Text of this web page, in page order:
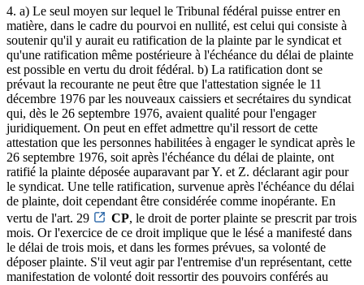
4. a) Le seul moyen sur lequel le Tribunal fédéral puisse entrer en
matière, dans le cadre du pourvoi en nullité, est celui qui consiste à
soutenir qu'il y aurait eu ratification de la plainte par le syndicat et
qu'une ratification même postérieure à l'échéance du délai de plainte
est possible en vertu du droit fédéral. b) La ratification dont se
prévaut la recourante ne peut être que l'attestation signée le 11
décembre 1976 par les nouveaux caissiers et secrétaires du syndicat
qui, dès le 26 septembre 1976, avaient qualité pour l'engager
juridiquement. On peut en effet admettre qu'il ressort de cette
attestation que les personnes habilitées à engager le syndicat après le
26 septembre 1976, soit après l'échéance du délai de plainte, ont
ratifié la plainte déposée auparavant par Y. et Z. déclarant agir pour
le syndicat. Une telle ratification, survenue après l'échéance du délai
de plainte, doit cependant être considérée comme inopérante. En
vertu de l'art. 29
CP, le droit de porter plainte se prescrit par trois
mois. Or l'exercice de ce droit implique que le lésé a manifesté dans
le délai de trois mois, et dans les formes prévues, sa volonté de
déposer plainte. S'il veut agir par l'entremise d'un représentant, cette
manifestation de volonté doit ressortir des pouvoirs conférés au